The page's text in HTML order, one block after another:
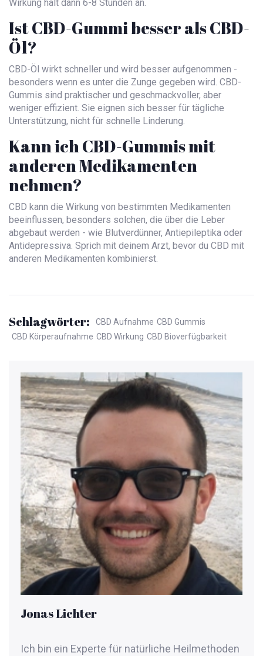
Wirkung hält dann 6-8 Stunden an.
Ist CBD-Gummi besser als CBD-
Öl?
CBD-Öl wirkt schneller und wird besser aufgenommen -
besonders wenn es unter die Zunge gegeben wird. CBD-
Gummis sind praktischer und geschmackvoller, aber
weniger effizient. Sie eignen sich besser für tägliche
Unterstützung, nicht für schnelle Linderung.
Kann ich CBD-Gummis mit
anderen Medikamenten
nehmen?
CBD kann die Wirkung von bestimmten Medikamenten
beeinflussen, besonders solchen, die über die Leber
abgebaut werden - wie Blutverdünner, Antiepileptika oder
Antidepressiva. Sprich mit deinem Arzt, bevor du CBD mit
anderen Medikamenten kombinierst.
Schlagwörter: CBD Aufnahme CBD Gummis
CBD Körperaufnahme CBD Wirkung CBD Bioverfügbarkeit
Jonas Lichter
Ich bin ein Experte für natürliche Heilmethoden